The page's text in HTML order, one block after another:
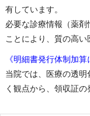
有しています。
必要な診療情報（薬
ことにより、質の高い
《明細書発行体制加算
当院では、医療の透
く観点から、領収証の